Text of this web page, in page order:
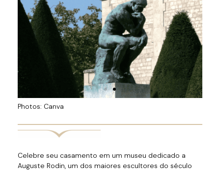
Photos: Canva
Celebre seu casamento em um museu dedicado a
Auguste Rodin, um dos maiores escultores do século